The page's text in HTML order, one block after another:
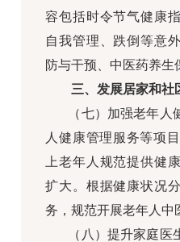
容包括时令节气健康
自我管理、跌倒等意
防与干预、中医药养生
三、发展居家和社
（七）加强老年
人健康管理服务等项
上老年人规范提供健
扩大。根据健康状况
务，规范开展老年人中
（八）提升家庭